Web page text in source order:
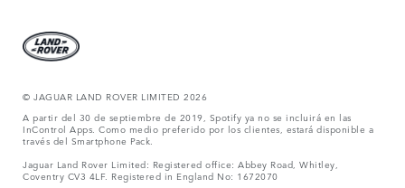
© JAGUAR LAND ROVER LIMITED 2026
A partir del 30 de septiembre de 2019, Spotify ya no se incluirá en las
InControl Apps. Como medio preferido por los clientes, estará disponible a
través del Smartphone Pack.
Jaguar Land Rover Limited: Registered office: Abbey Road, Whitley,
Coventry CV3 4LF. Registered in England No: 1672070